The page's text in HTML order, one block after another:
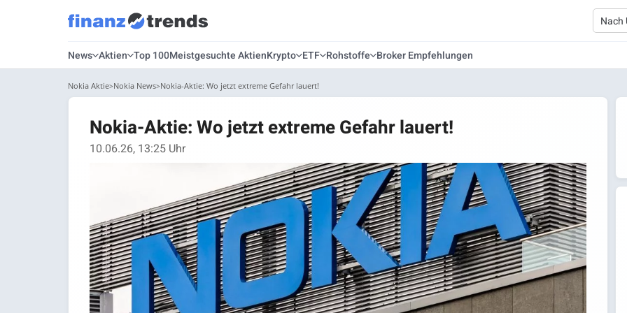
News Aktien Top 100Meistgesuchte AktienKrypto ETF Rohstoffe Broker Empfehlungen
Nokia Aktie Nokia News Nokia-Aktie: Wo jetzt extreme Gefahr lauert!
Nokia-Aktie: Wo jetzt extreme Gefahr lauert!
10.06.26, 13:25 Uhr